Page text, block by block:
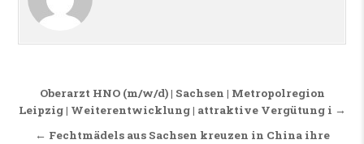
Beitragsnavigation
Oberarzt HNO (m/w/d) | Sachsen | Metropolregion
Leipzig | Weiterentwicklung | attraktive Vergütung i →
← Fechtmädels aus Sachsen kreuzen in China ihre